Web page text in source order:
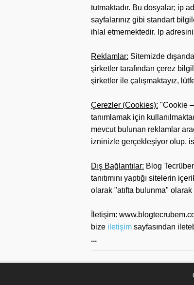
tutmaktadır. Bu dosyalar; ip
sayfalarınız gibi standart
ihlal etmemektedir. Ip
Reklamlar: Sitemizde
şirketler tarafından çerez
şirketler ile çalışmaktayız,
Çerezler (Cookies): "Cookie
tanımlamak için
mevcut bulunan reklamlar
izninizle gerçekleşiyor olup,
Dış Bağlantılar: Blog
tanıtımını yaptığı sitelerin
olarak "atıfta bulunma"
İletişim:
bize iletişim sayfasından
...